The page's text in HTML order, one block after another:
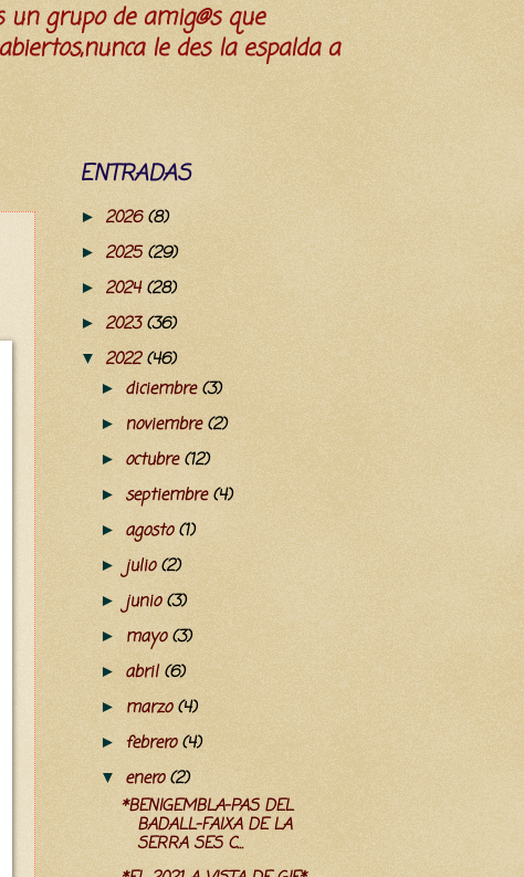
grupo de amig@s que
le des la espalda a
ENTRADAS
► 2026(8)
► 2025(29)
► 2024(28)
► 2023(36)
▼ 2022(46)
► diciembre(3)
► noviembre(2)
► octubre(12)
► septiembre(4)
► agosto(1)
► julio(2)
► junio(3)
► mayo(3)
► abril(6)
► marzo(4)
► febrero(4)
▼ enero(2)
*BENIGEMBLA-PAS DEL
BADALL-FAIXA DE LA
SERRA SES C...